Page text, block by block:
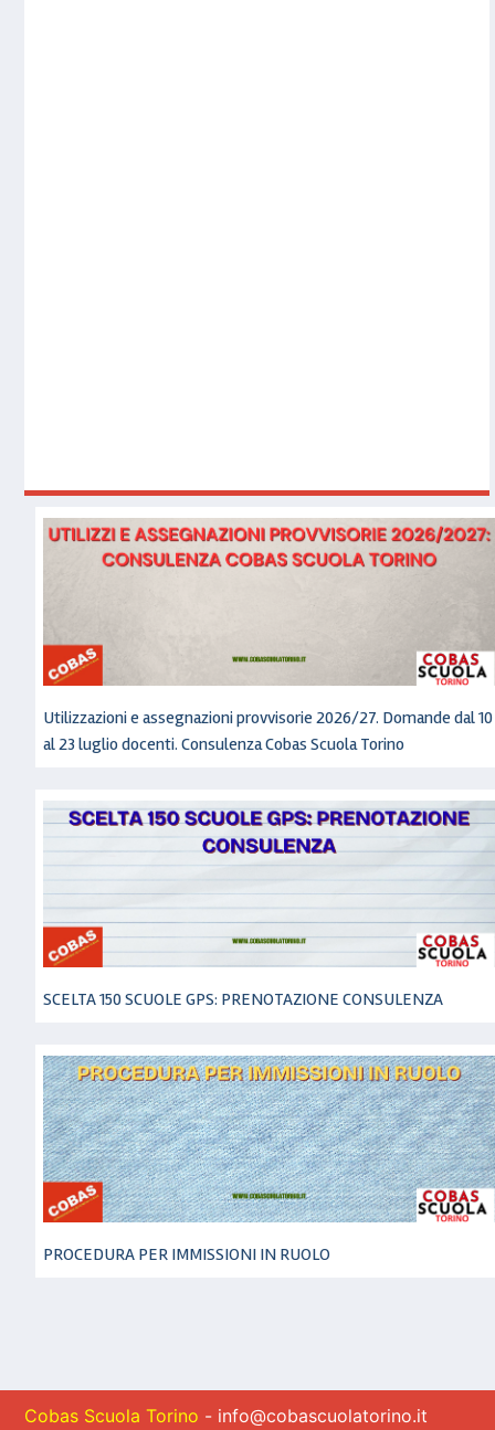
Utilizzazioni e assegnazioni provvisorie 2026/27. Domande dal 10
al 23 luglio docenti. Consulenza Cobas Scuola Torino
SCELTA 150 SCUOLE GPS: PRENOTAZIONE CONSULENZA
PROCEDURA PER IMMISSIONI IN RUOLO
Cobas Scuola Torino - info@cobascuolatorino.it